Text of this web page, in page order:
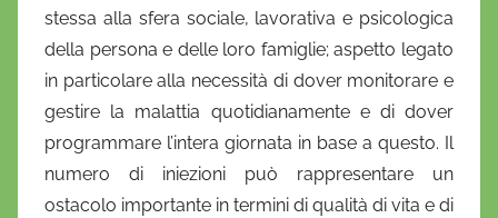
stessa alla sfera sociale, lavorativa e psicologica
della persona e delle loro famiglie; aspetto legato
in particolare alla necessità di dover monitorare e
gestire la malattia quotidianamente e di dover
programmare l’intera giornata in base a questo. Il
numero di iniezioni può rappresentare un
ostacolo importante in termini di qualità di vita e di